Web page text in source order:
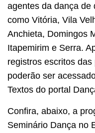
agentes da dança de
como Vitória, Vila
Anchieta, Domingos
Itapemirim e Serra.
registros escritos
poderão ser
Textos do portal
Confira, abaixo, a
Seminário Dança no